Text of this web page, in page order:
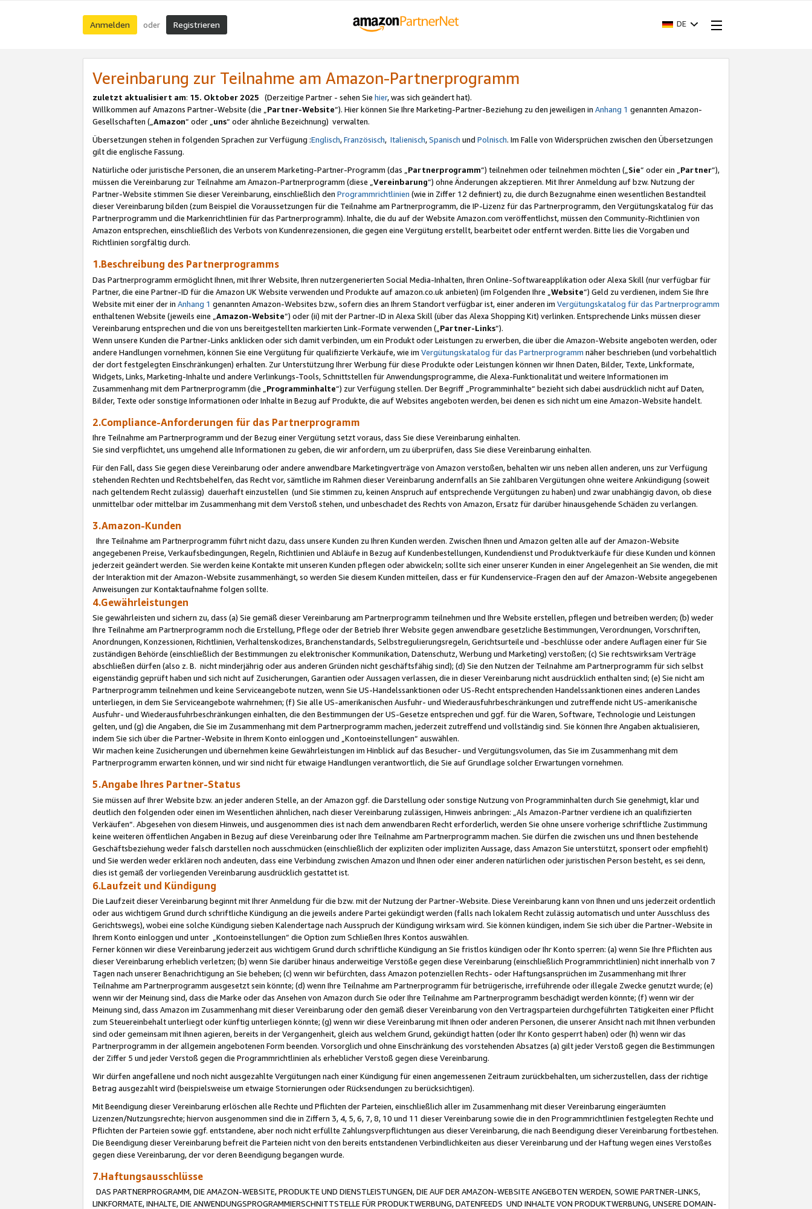
Anmelden oder Registrieren DE
Vereinbarung zur Teilnahme am Amazon-Partnerprogramm
zuletzt aktualisiert am: 15. Oktober 2025 (Derzeitige Partner - sehen Sie hier, was sich geändert hat).
Willkommen auf Amazons Partner-Website (die „Partner-Website“). Hier können Sie Ihre Marketing-Partner-Beziehung zu den jeweiligen in Anhang 1 genannten Amazon-
Gesellschaften („Amazon“ oder „uns“ oder ähnliche Bezeichnung) verwalten.
Übersetzungen stehen in folgenden Sprachen zur Verfügung :Englisch,Französisch, Italienisch,Spanisch und Polnisch. Im Falle von Widersprüchen zwischen den Übersetzungen
gilt die englische Fassung.
Natürliche oder juristische Personen, die an unserem Marketing-Partner-Programm (das „Partnerprogramm“) teilnehmen oder teilnehmen möchten („Sie“ oder ein „Partner“),
müssen die Vereinbarung zur Teilnahme am Amazon-Partnerprogramm (diese „Vereinbarung“) ohne Änderungen akzeptieren. Mit Ihrer Anmeldung auf bzw. Nutzung der
Partner-Website stimmen Sie dieser Vereinbarung, einschließlich den Programmrichtlinien (wie in Ziffer 12 definiert) zu, die durch Bezugnahme einen wesentlichen Bestandteil
dieser Vereinbarung bilden (zum Beispiel die Voraussetzungen für die Teilnahme am Partnerprogramm, die IP-Lizenz für das Partnerprogramm, den Vergütungskatalog für das
Partnerprogramm und die Markenrichtlinien für das Partnerprogramm). Inhalte, die du auf der Website Amazon.com veröffentlichst, müssen den Community-Richtlinien von
Amazon entsprechen, einschließlich des Verbots von Kundenrezensionen, die gegen eine Vergütung erstellt, bearbeitet oder entfernt werden. Bitte lies die Vorgaben und
Richtlinien sorgfältig durch.
1.Beschreibung des Partnerprogramms
Das Partnerprogramm ermöglicht Ihnen, mit Ihrer Website, Ihren nutzergenerierten Social Media-Inhalten, Ihren Online-Softwareapplikation oder Alexa Skill (nur verfügbar für
Partner, die eine Partner-ID für die Amazon UK Website verwenden und Produkte auf amazon.co.uk anbieten) (im Folgenden Ihre „ Website“) Geld zu verdienen, indem Sie Ihre
Website mit einer der in Anhang 1 genannten Amazon-Websites bzw., sofern dies an Ihrem Standort verfügbar ist, einer anderen im Vergütungskatalog für das Partnerprogramm
enthaltenen Website (jeweils eine „ Amazon-Website“) oder (ii) mit der Partner-ID in Alexa Skill (über das Alexa Shopping Kit) verlinken. Entsprechende Links müssen dieser
Vereinbarung entsprechen und die von uns bereitgestellten markierten Link-Formate verwenden („ Partner-Links“).
Wenn unsere Kunden die Partner-Links anklicken oder sich damit verbinden, um ein Produkt oder Leistungen zu erwerben, die über die Amazon-Website angeboten werden, oder
andere Handlungen vornehmen, können Sie eine Vergütung für qualifizierte Verkäufe, wie im Vergütungskatalog für das Partnerprogramm näher beschrieben (und vorbehaltlich
der dort festgelegten Einschränkungen) erhalten. Zur Unterstützung Ihrer Werbung für diese Produkte oder Leistungen können wir Ihnen Daten, Bilder, Texte, Linkformate,
Widgets, Links, Marketing-Inhalte und andere Verlinkungs-Tools, Schnittstellen für Anwendungsprogramme, die Alexa-Funktionalität und weitere Informationen im
Zusammenhang mit dem Partnerprogramm (die „ Programminhalte“) zur Verfügung stellen. Der Begriff „Programminhalte“ bezieht sich dabei ausdrücklich nicht auf Daten,
Bilder, Texte oder sonstige Informationen oder Inhalte in Bezug auf Produkte, die auf Websites angeboten werden, bei denen es sich nicht um eine Amazon-Website handelt.
2.Compliance-Anforderungen für das Partnerprogramm
Ihre Teilnahme am Partnerprogramm und der Bezug einer Vergütung setzt voraus, dass Sie diese Vereinbarung einhalten.
Sie sind verpflichtet, uns umgehend alle Informationen zu geben, die wir anfordern, um zu überprüfen, dass Sie diese Vereinbarung einhalten.
Für den Fall, dass Sie gegen diese Vereinbarung oder andere anwendbare Marketingverträge von Amazon verstoßen, behalten wir uns neben allen anderen, uns zur Verfügung
stehenden Rechten und Rechtsbehelfen, das Recht vor, sämtliche im Rahmen dieser Vereinbarung andernfalls an Sie zahlbaren Vergütungen ohne weitere Ankündigung (soweit
nach geltendem Recht zulässig) dauerhaft einzustellen (und Sie stimmen zu, keinen Anspruch auf entsprechende Vergütungen zu haben) und zwar unabhängig davon, ob diese
unmittelbar oder mittelbar im Zusammenhang mit dem Verstoß stehen, und unbeschadet des Rechts von Amazon, Ersatz für darüber hinausgehende Schäden zu verlangen.
3.Amazon-Kunden
Ihre Teilnahme am Partnerprogramm führt nicht dazu, dass unsere Kunden zu Ihren Kunden werden. Zwischen Ihnen und Amazon gelten alle auf der Amazon-Website
angegebenen Preise, Verkaufsbedingungen, Regeln, Richtlinien und Abläufe in Bezug auf Kundenbestellungen, Kundendienst und Produktverkäufe für diese Kunden und können
jederzeit geändert werden. Sie werden keine Kontakte mit unseren Kunden pflegen oder abwickeln; sollte sich einer unserer Kunden in einer Angelegenheit an Sie wenden, die mit
der Interaktion mit der Amazon-Website zusammenhängt, so werden Sie diesem Kunden mitteilen, dass er für Kundenservice-Fragen den auf der Amazon-Website angegebenen
Anweisungen zur Kontaktaufnahme folgen sollte.
4.Gewährleistungen
Sie gewährleisten und sichern zu, dass (a) Sie gemäß dieser Vereinbarung am Partnerprogramm teilnehmen und Ihre Website erstellen, pflegen und betreiben werden; (b) weder
Ihre Teilnahme am Partnerprogramm noch die Erstellung, Pflege oder der Betrieb Ihrer Website gegen anwendbare gesetzliche Bestimmungen, Verordnungen, Vorschriften,
Anordnungen, Konzessionen, Richtlinien, Verhaltenskodizes, Branchenstandards, Selbstregulierungsregeln, Gerichtsurteile und -beschlüsse oder andere Auflagen einer für Sie
zuständigen Behörde (einschließlich der Bestimmungen zu elektronischer Kommunikation, Datenschutz, Werbung und Marketing) verstoßen; (c) Sie rechtswirksam Verträge
abschließen dürfen (also z. B. nicht minderjährig oder aus anderen Gründen nicht geschäftsfähig sind); (d) Sie den Nutzen der Teilnahme am Partnerprogramm für sich selbst
eigenständig geprüft haben und sich nicht auf Zusicherungen, Garantien oder Aussagen verlassen, die in dieser Vereinbarung nicht ausdrücklich enthalten sind; (e) Sie nicht am
Partnerprogramm teilnehmen und keine Serviceangebote nutzen, wenn Sie US-Handelssanktionen oder US-Recht entsprechenden Handelssanktionen eines anderen Landes
unterliegen, in dem Sie Serviceangebote wahrnehmen; (f) Sie alle US-amerikanischen Ausfuhr- und Wiederausfuhrbeschränkungen und zutreffende nicht US-amerikanische
Ausfuhr- und Wiederausfuhrbeschränkungen einhalten, die den Bestimmungen der US-Gesetze entsprechen und ggf. für die Waren, Software, Technologie und Leistungen
gelten, und (g) die Angaben, die Sie im Zusammenhang mit dem Partnerprogramm machen, jederzeit zutreffend und vollständig sind. Sie können Ihre Angaben aktualisieren,
indem Sie sich über die Partner-Website in Ihrem Konto einloggen und „Kontoeinstellungen“ auswählen.
Wir machen keine Zusicherungen und übernehmen keine Gewährleistungen im Hinblick auf das Besucher- und Vergütungsvolumen, das Sie im Zusammenhang mit dem
Partnerprogramm erwarten können, und wir sind nicht für etwaige Handlungen verantwortlich, die Sie auf Grundlage solcher Erwartungen vornehmen.
5.Angabe Ihres Partner-Status
Sie müssen auf Ihrer Website bzw. an jeder anderen Stelle, an der Amazon ggf. die Darstellung oder sonstige Nutzung von Programminhalten durch Sie genehmigt, klar und
deutlich den folgenden oder einen im Wesentlichen ähnlichen, nach dieser Vereinbarung zulässigen, Hinweis anbringen: „Als Amazon-Partner verdiene ich an qualifizierten
Verkäufen“. Abgesehen von diesem Hinweis, und ausgenommen dies ist nach dem anwendbaren Recht erforderlich, werden Sie ohne unsere vorherige schriftliche Zustimmung
keine weiteren öffentlichen Angaben in Bezug auf diese Vereinbarung oder Ihre Teilnahme am Partnerprogramm machen. Sie dürfen die zwischen uns und Ihnen bestehende
Geschäftsbeziehung weder falsch darstellen noch ausschmücken (einschließlich der expliziten oder impliziten Aussage, dass Amazon Sie unterstützt, sponsert oder empfiehlt)
und Sie werden weder erklären noch andeuten, dass eine Verbindung zwischen Amazon und Ihnen oder einer anderen natürlichen oder juristischen Person besteht, es sei denn,
dies ist gemäß der vorliegenden Vereinbarung ausdrücklich gestattet ist.
6.Laufzeit und Kündigung
Die Laufzeit dieser Vereinbarung beginnt mit Ihrer Anmeldung für die bzw. mit der Nutzung der Partner-Website. Diese Vereinbarung kann von Ihnen und uns jederzeit ordentlich
oder aus wichtigem Grund durch schriftliche Kündigung an die jeweils andere Partei gekündigt werden (falls nach lokalem Recht zulässig automatisch und unter Ausschluss des
Gerichtswegs), wobei eine solche Kündigung sieben Kalendertage nach Ausspruch der Kündigung wirksam wird. Sie können kündigen, indem Sie sich über die Partner-Website in
Ihrem Konto einloggen und unter „Kontoeinstellungen“ die Option zum Schließen Ihres Kontos auswählen.
Ferner können wir diese Vereinbarung jederzeit aus wichtigem Grund durch schriftliche Kündigung an Sie fristlos kündigen oder Ihr Konto sperren: (a) wenn Sie Ihre Pflichten aus
dieser Vereinbarung erheblich verletzen; (b) wenn Sie darüber hinaus anderweitige Verstöße gegen diese Vereinbarung (einschließlich Programmrichtlinien) nicht innerhalb von 7
Tagen nach unserer Benachrichtigung an Sie beheben; (c) wenn wir befürchten, dass Amazon potenziellen Rechts- oder Haftungsansprüchen im Zusammenhang mit Ihrer
Teilnahme am Partnerprogramm ausgesetzt sein könnte; (d) wenn Ihre Teilnahme am Partnerprogramm für betrügerische, irreführende oder illegale Zwecke genutzt wurde; (e)
wenn wir der Meinung sind, dass die Marke oder das Ansehen von Amazon durch Sie oder Ihre Teilnahme am Partnerprogramm beschädigt werden könnte; (f) wenn wir der
Meinung sind, dass Amazon im Zusammenhang mit dieser Vereinbarung oder den gemäß dieser Vereinbarung von den Vertragsparteien durchgeführten Tätigkeiten einer Pflicht
zum Steuereinbehalt unterliegt oder künftig unterliegen könnte; (g) wenn wir diese Vereinbarung mit Ihnen oder anderen Personen, die unserer Ansicht nach mit Ihnen verbunden
sind oder gemeinsam mit Ihnen agieren, bereits in der Vergangenheit, gleich aus welchem Grund, gekündigt hatten (oder Ihr Konto gesperrt haben) oder (h) wenn wir das
Partnerprogramm in der allgemein angebotenen Form beenden. Vorsorglich und ohne Einschränkung des vorstehenden Absatzes (a) gilt jeder Verstoß gegen die Bestimmungen
der Ziffer 5 und jeder Verstoß gegen die Programmrichtlinien als erheblicher Verstoß gegen diese Vereinbarung.
Wir dürfen angefallene und noch nicht ausgezahlte Vergütungen nach einer Kündigung für einen angemessenen Zeitraum zurückbehalten, um sicherzustellen, dass der richtige
Betrag ausgezahlt wird (beispielsweise um etwaige Stornierungen oder Rücksendungen zu berücksichtigen).
Mit Beendigung dieser Vereinbarung erlöschen alle Rechte und Pflichten der Parteien, einschließlich aller im Zusammenhang mit dieser Vereinbarung eingeräumten
Lizenzen/Nutzungsrechte; hiervon ausgenommen sind die in Ziffern 3, 4, 5, 6, 7, 8, 10 und 11 dieser Vereinbarung sowie die in den Programmrichtlinien festgelegten Rechte und
Pflichten der Parteien sowie ggf. entstandene, aber noch nicht erfüllte Zahlungsverpflichtungen aus dieser Vereinbarung, die nach Beendigung dieser Vereinbarung fortbestehen.
Die Beendigung dieser Vereinbarung befreit die Parteien nicht von den bereits entstandenen Verbindlichkeiten aus dieser Vereinbarung und der Haftung wegen eines Verstoßes
gegen diese Vereinbarung, der vor deren Beendigung begangen wurde.
7.Haftungsausschlüsse
DAS PARTNERPROGRAMM, DIE AMAZON-WEBSITE, PRODUKTE UND DIENSTLEISTUNGEN, DIE AUF DER AMAZON-WEBSITE ANGEBOTEN WERDEN, SOWIE PARTNER-LINKS,
LINKFORMATE, INHALTE, DIE ANWENDUNGSPROGRAMMIERSCHNITTSTELLE FÜR PRODUKTWERBUNG, DATENFEEDS UND INHALTE VON PRODUKTWERBUNG, UNSERE DOMAIN-